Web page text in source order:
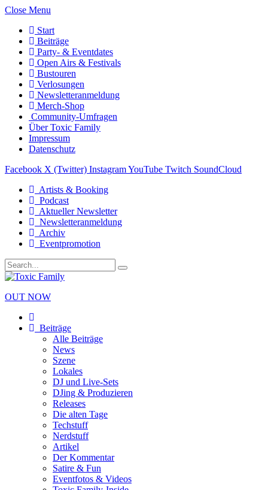
Close Menu
Start
Beiträge
Party- & Eventdates
Open Airs & Festivals
Bustouren
Verlosungen
Newsletteranmeldung
Merch-Shop
Community-Umfragen
Über Toxic Family
Impressum
Datenschutz
Facebook X (Twitter) InstagramYouTube Twitch SoundCloud
Artists & Booking
Podcast
Aktueller Newsletter
Newsletteranmeldung
Archiv
Eventpromotion
OUT NOW
Beiträge
Alle Beiträge
News
Szene
Lokales
DJ und Live-Sets
DJing & Produzieren
Releases
Die alten Tage
Techstuff
Nerdstuff
Artikel
Der Kommentar
Satire & Fun
Eventfotos & Videos